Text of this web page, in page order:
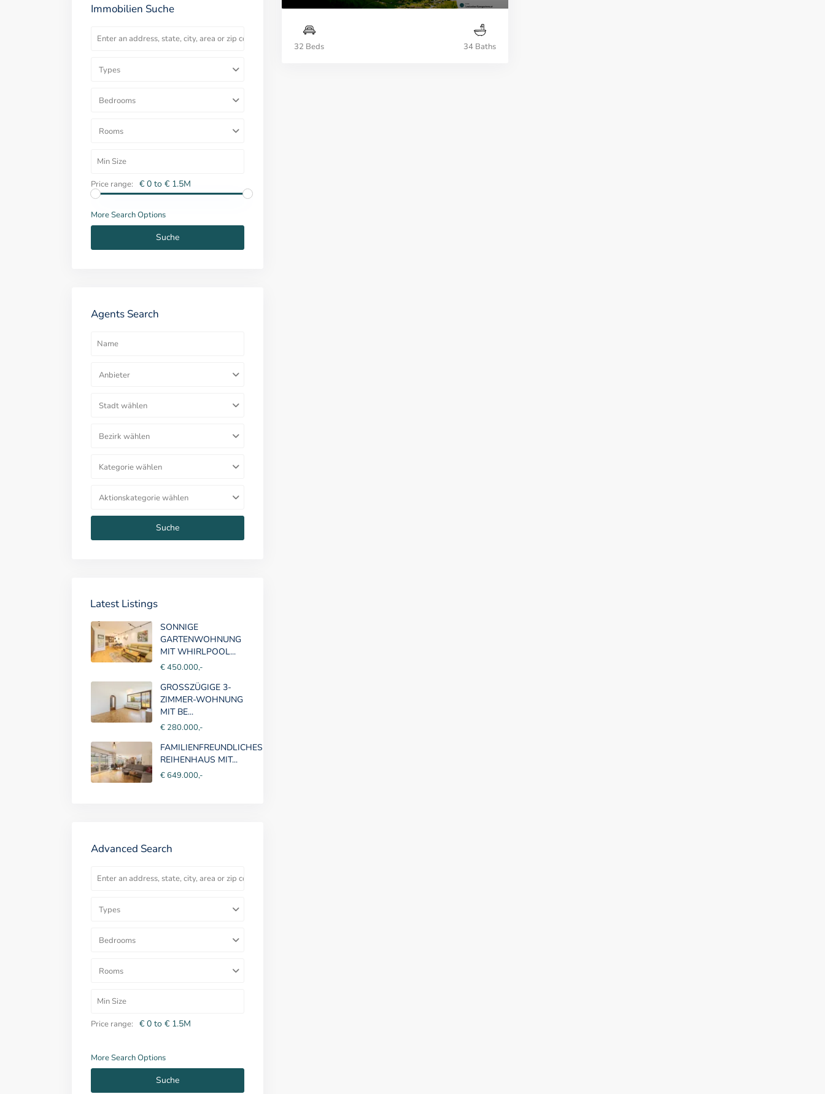
32 Beds 34 Baths
Immobilien Suche
Types
Bedrooms
Rooms
Price range: € 0 to € 1.5M
More Search Options
Suche
Agents Search
Anbieter
Stadt wählen
Bezirk wählen
Kategorie wählen
Aktionskategorie wählen
Suche
Latest Listings
SONNIGE
GARTENWOHNUNG
MIT WHIRLPOOL...
€ 450.000,-
GROSSZÜGIGE 3-
ZIMMER-WOHNUNG
MIT BE...
€ 280.000,-
FAMILIENFREUNDLICHES
REIHENHAUS MIT...
€ 649.000,-
Advanced Search
Types
Bedrooms
Rooms
Price range: € 0 to € 1.5M
More Search Options
Suche